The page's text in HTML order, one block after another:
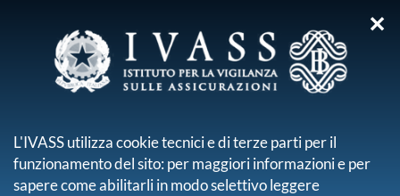
sei qui:
Provvedimenti amministrativi
Provvedimento n. 0029903 del 6 febbraio 2023
✕
L'IVASS utilizza cookie tecnici e di terze parti per il
funzionamento del sito: per maggiori informazioni e per
sapere come abilitarli in modo selettivo leggere